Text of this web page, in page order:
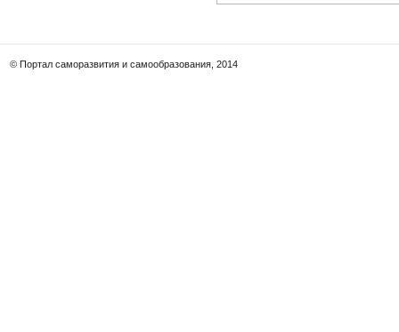
© Портал саморазвития и самообразования, 2014